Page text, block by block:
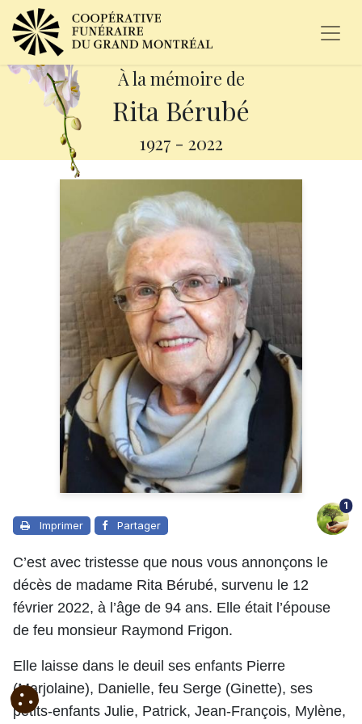
À la mémoire de
Rita Bérubé
1927 - 2022
Imprimer Partager
1
C’est avec tristesse que nous vous annonçons le
décès de madame Rita Bérubé, survenu le 12
février 2022, à l’âge de 94 ans. Elle était l’épouse
de feu monsieur Raymond Frigon.
Elle laisse dans le deuil ses enfants Pierre
(Marjolaine), Danielle, feu Serge (Ginette), ses
petits-enfants Julie, Patrick, Jean-François, Mylène,